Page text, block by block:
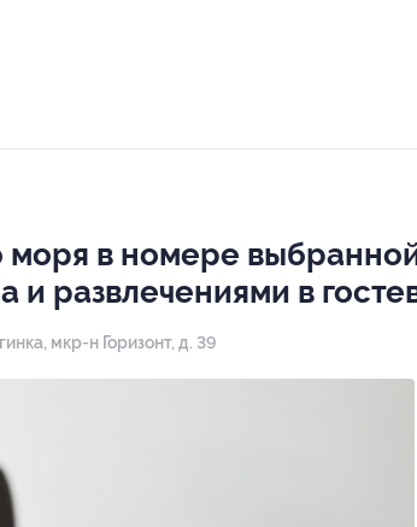
моря в номере
и развлечениями в
мкр-н Горизонт, д. 39